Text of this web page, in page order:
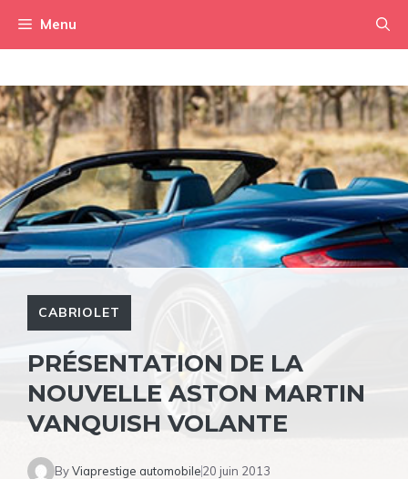
Menu
CABRIOLET
PRÉSENTATION DE LA
NOUVELLE ASTON MARTIN
VANQUISH VOLANTE
ByViaprestige automobile20 juin 2013